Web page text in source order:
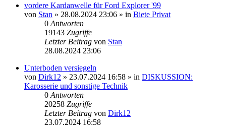
vordere Kardanwelle für Ford Explorer '99
von Stan » 28.08.2024 23:06 » in Biete Privat
0 Antworten
19143 Zugriffe
Letzter Beitrag von Stan
28.08.2024 23:06
Unterboden versiegeln
von Dirk12 » 23.07.2024 16:58 » in DISKUSSION:
Karosserie und sonstige Technik
0 Antworten
20258 Zugriffe
Letzter Beitrag von Dirk12
23.07.2024 16:58